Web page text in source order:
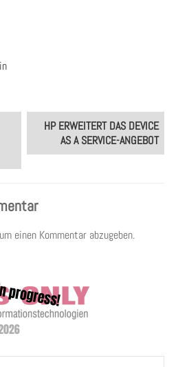
HP ERWEITERT DAS DEVICE
AS A SERVICE-ANGEBOT
einen Kommentar abzugeben.